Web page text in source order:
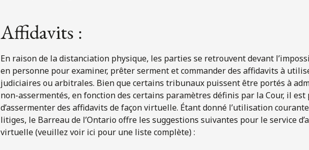
Affidavits :
En raison de la distanciation physique, les parties se retrouvent devant
en personne pour examiner, prêter serment et commander des affidavits à
judiciaires ou arbitrales. Bien que certains tribunaux puissent être portés à
non-assermentés, en fonction des certains paramètres définis par la Cour, il est
d’assermenter des affidavits de façon virtuelle. Étant donné l’utilisation
litiges, le Barreau de l’Ontario offre les suggestions suivantes pour le service
virtuelle (veuillez voir ici pour une liste complète) :